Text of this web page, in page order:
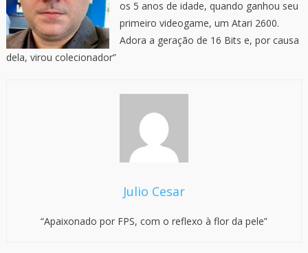
os 5 anos de idade, quando ganhou seu
primeiro videogame, um Atari 2600.
Adora a geração de 16 Bits e, por causa
dela, virou colecionador”
Julio Cesar
“Apaixonado por FPS, com o reflexo à flor da pele”